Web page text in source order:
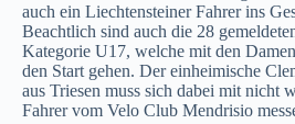
auch ein Liechtensteiner Fahrer ins
Beachtlich sind auch die 28
Kategorie U17, welche mit den
den Start gehen. Der einheimische
aus Triesen muss sich dabei mit nicht
Fahrer vom Velo Club Mendrisio